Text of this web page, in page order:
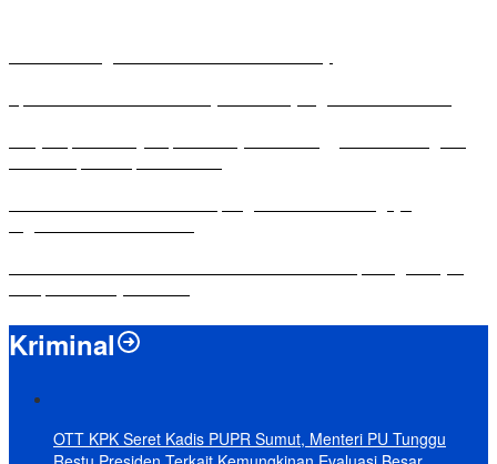
Kriminal
OTT KPK Seret Kadis PUPR Sumut, Menteri PU Tunggu